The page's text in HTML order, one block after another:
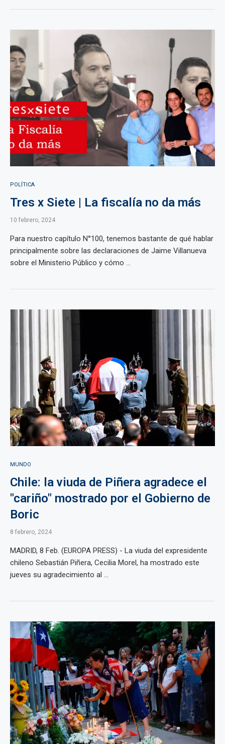
POLÍTICA
Tres x Siete | La fiscalía no da más
10 febrero, 2024
Para nuestro capítulo N°100, tenemos bastante de qué hablar
principalmente sobre las declaraciones de Jaime Villanueva
sobre el Ministerio Público y cómo ...
MUNDO
Chile: la viuda de Piñera agradece el
"cariño" mostrado por el Gobierno de
Boric
8 febrero, 2024
MADRID, 8 Feb. (EUROPA PRESS) - La viuda del expresidente
chileno Sebastián Piñera, Cecilia Morel, ha mostrado este
jueves su agradecimiento al ...